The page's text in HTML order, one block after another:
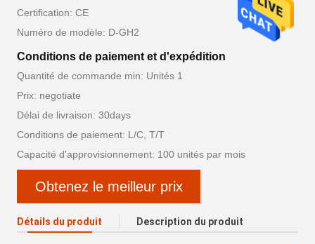
Certification: CE
Numéro de modèle: D-GH2
Conditions de paiement et d'expédition
Quantité de commande min: Unités 1
Prix: negotiate
Délai de livraison: 30days
Conditions de paiement: L/C, T/T
Capacité d'approvisionnement: 100 unités par mois
Obtenez le meilleur prix
Détails du produit Description du produit